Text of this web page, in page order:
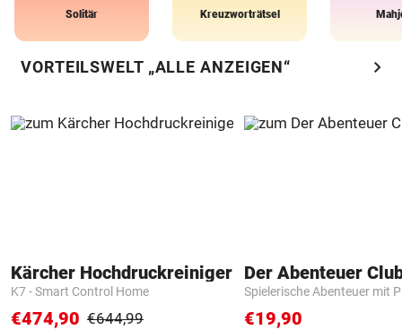
Solitär Kreuzworträtsel
VORTEILSWELT „ALLE ANZEIGEN“ chevron_right
Kärcher Hochdruckreiniger
K7 - Smart Control Home
€474,90 €644,99
Der Abenteuer
Spielerische Abenteuer mit
€19,90